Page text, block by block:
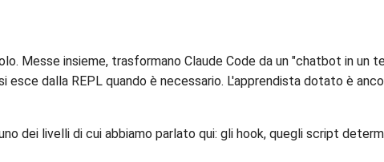
Messe insieme, trasformano Claude Code da un "chatbot in un
dalla REPL quando è necessario. L'apprendista dotato è
dei livelli di cui abbiamo parlato qui: gli hook, quegli script